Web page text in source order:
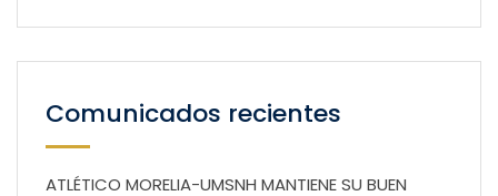
Comunicados recientes
ATLÉTICO MORELIA-UMSNH MANTIENE SU BUEN